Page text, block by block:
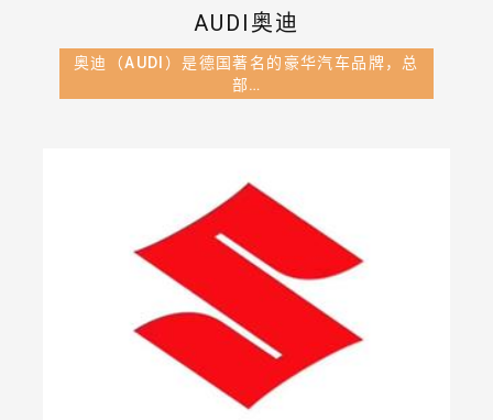
AUDI奥迪
奥迪（AUDI）是德国著名的豪华汽车品牌，总
部…